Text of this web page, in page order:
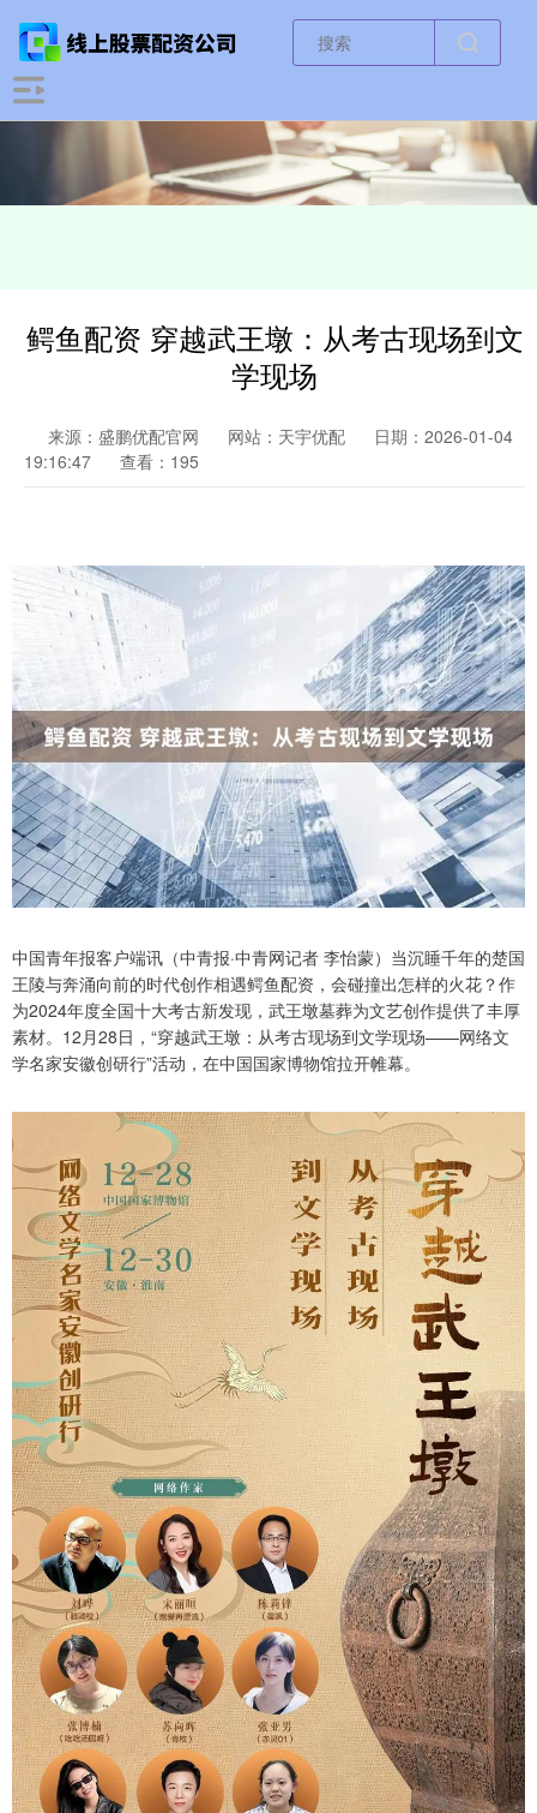
鳄鱼配资 穿越武王墩：从考古现场到文
学现场
来源：盛鹏优配官网 网站：天宇优配
日期：2026-01-04
19:16:47
查看：195
中国青年报客户端讯（中青报·中青网记者 李怡蒙）当沉睡千年的楚国
王陵与奔涌向前的时代创作相遇鳄鱼配资，会碰撞出怎样的火花？作
为2024年度全国十大考古新发现，武王墩墓葬为文艺创作提供了丰厚
素材。12月28日，“穿越武王墩：从考古现场到文学现场——网络文
学名家安徽创研行”活动，在中国国家博物馆拉开帷幕。